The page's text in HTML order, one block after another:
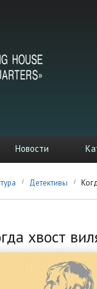
Новости
Детективы
хвост